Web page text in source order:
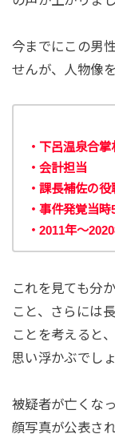
今までにこの男
せんが、人物像
・下呂温泉合掌
・会計担当
・課長補佐の役
・事件発覚当時
・2011年～
これを見ても分
こと、さらには
ことを考えると
思い浮かぶでしょ
被疑者が亡くな
顔写真が公表さ